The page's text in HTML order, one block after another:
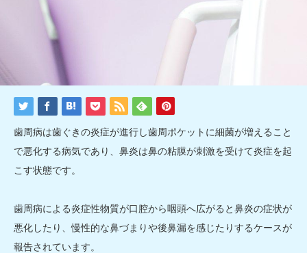
歯周病は歯ぐきの炎症が進行し歯周ポケットに細菌が増えること
で悪化する病気であり、鼻炎は鼻の粘膜が刺激を受けて炎症を起
こす状態です。
歯周病による炎症性物質が口腔から咽頭へ広がると鼻炎の症状が
悪化したり、慢性的な鼻づまりや後鼻漏を感じたりするケースが
報告されています。